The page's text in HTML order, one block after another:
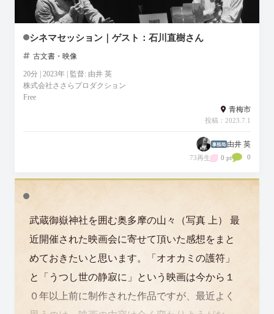
シネマセッション｜ゲスト：石川直樹さん
古文書・映像
20分 | 2023年 | 監督: 由井 英
株式会社ささらプロダクション
Free
青梅市
投稿：2023.7.1
由井 英
73再生 0 pt 0
武蔵御嶽神社を囲む奥多摩の山々（写真 上） 最
近開催された映画会に寄せて頂いた感想をまと
めておきたいと思います。「オオカミの護符」
と「うつし世の静寂に」という映画は今から１
０年以上前に制作された作品ですが、最近よく